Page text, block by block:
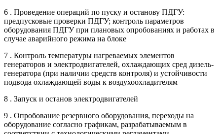
6 . Проведение операций по пуску и останову ПДГУ:
предпусковые проверки ПДГУ; контроль параметров
оборудования ПДГУ при плановых опробованиях и работах в
случае аварийного режима на блоке
7 . Контроль температуры нагреваемых элементов
генераторов и электродвигателей, охлаждающих сред дизель-
генератора (при наличии средств контроля) и устойчивости
подвода охлаждающей воды к воздухоохладителям
8 . Запуск и останов электродвигателей
9 . Опробование резервного оборудования, переходы на
оборудование согласно графикам, разрабатываемым в